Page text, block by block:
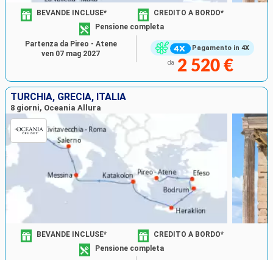
Pagamento in 4X
BEVANDE INCLUSE*
CREDITO A BORDO*
Pensione completa
da 2 520 €
Partenza da Pireo - Atene
ven 07 mag 2027
TURCHIA, GRECIA, ITALIA
8 giorni, Oceania Allura
BEVANDE INCLUSE*
CREDITO A BORDO*
Pensione completa